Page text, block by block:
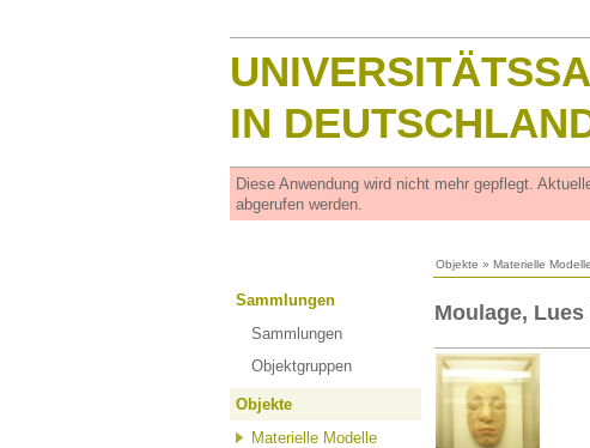
IN
Diese Anwendung wird nicht mehr gepflegt.
abgerufen werden.
Objekte » Materielle Modelle
Sammlungen
Sammlungen
Objektgruppen
Objekte
Materielle Modelle
Moulage,